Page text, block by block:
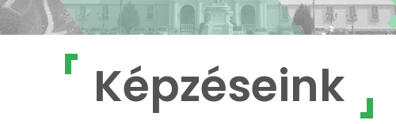
Képzéseink